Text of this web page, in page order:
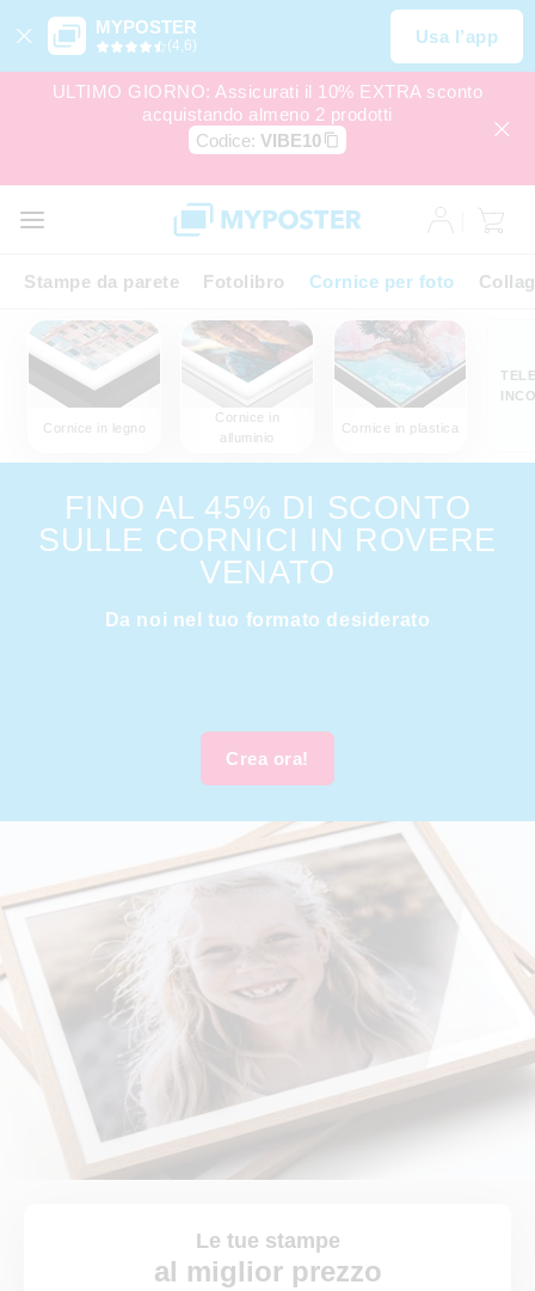
MYPOSTER
(4,6) Usa l’app
ULTIMO GIORNO: Assicurati il 10% EXTRA sconto
acquistando almeno 2 prodotti
Codice: VIBE10
Stampe da parete Fotolibro Cornice per foto
Cornice in legno
Cornice in
alluminio
Cornice in plastica
TELE
FINO AL 45% DI SCONTO
SULLE CORNICI IN ROVERE
VENATO
Da noi nel tuo formato desiderato
Crea ora!
Le tue stampe
al miglior prezzo